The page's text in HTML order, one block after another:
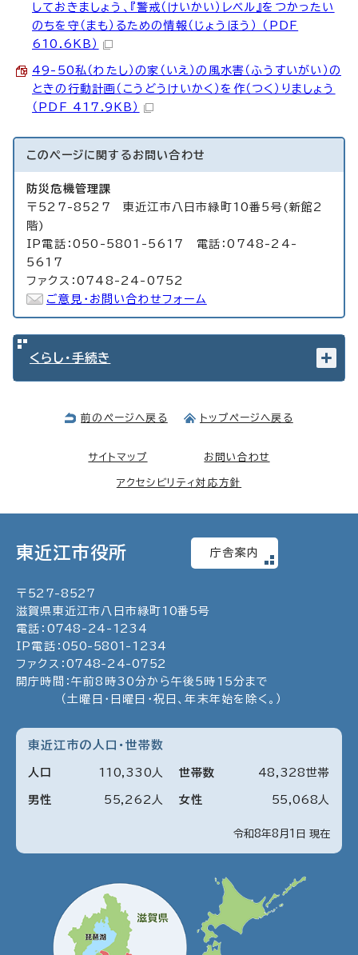
しておきましょう、『警戒（けいかい）レベル』をつかったい
のちを守（まも）るための情報（じょうほう） （PDF
610.6KB）
49-50私（わたし）の家（いえ）の風水害（ふうすいがい）の
ときの行動計画（こうどうけいかく）を作（つく）りましょう
（PDF 417.9KB）
このページに関する お問い合わせ
防災危機管理課
〒527-8527 東近江市八日市緑町10番5号(新館2
階)
IP電話：050-5801-5617 電話：0748-24-
5617
ファクス：0748-24-0752
ご意見・お問い合わせフォーム
くらし・手続き
前のページへ戻る トップページへ戻る
サイトマップ お問い合わせ
アクセシビリティ対応方針
東近江市役所 庁舎案内
〒 527-8527
滋賀県東近江市八日市緑町10番5号
電話： 0748 - 24 - 1234
IP電話： 050- 5801 - 1234
ファクス： 0748- 24-0752
開庁時間：午前8時30分から午後5時15分まで
（土曜日・日曜日・祝日、年末年始を除く。）
東近江市の人口・世帯数
令和8年8月1日 現在
人口 110 330 人
男性 55 262 人 女性 55 068 人
世帯数 48 328世帯